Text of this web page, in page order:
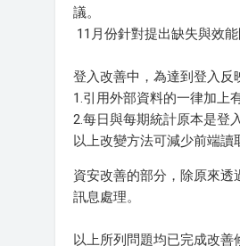
議。
11月份針對提出缺失與效
登入改善中，為達到登入反
1.引用外部資料的一律加上
2.每日與每期統計原本是登
以上改變方法可減少前端讀
資安改善的部分，除原來透
訊息處理。
以上所列問題均已完成改善